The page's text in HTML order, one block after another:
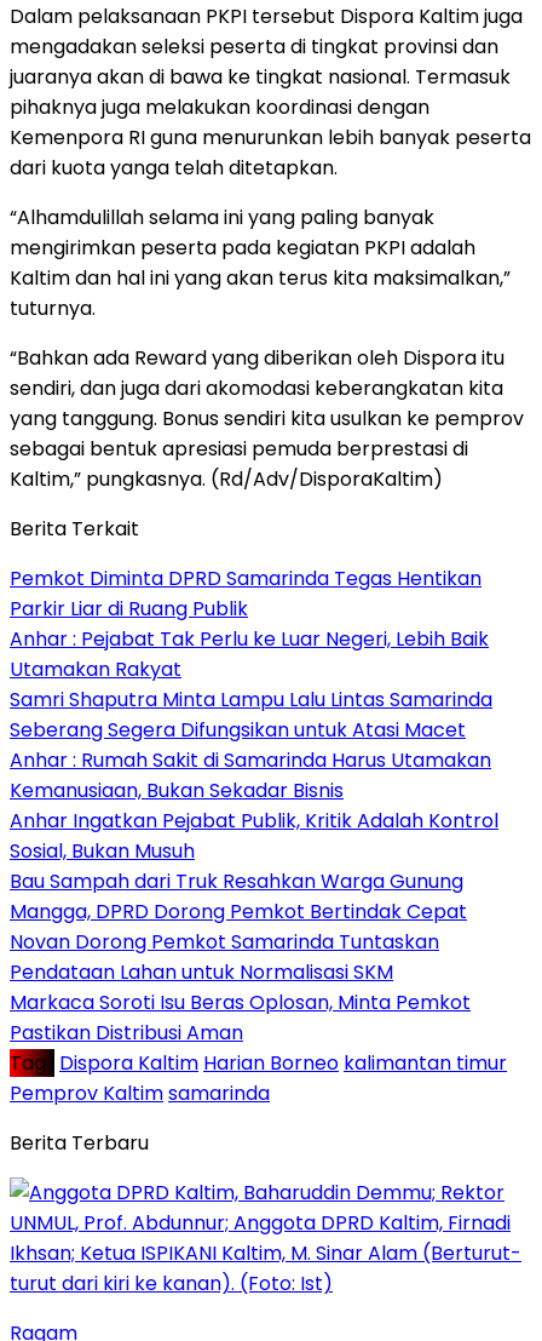
Dalam pelaksanaan PKPI tersebut Dispora Kaltim juga
mengadakan seleksi peserta di tingkat provinsi dan
juaranya akan di bawa ke tingkat nasional. Termasuk
pihaknya juga melakukan koordinasi dengan
Kemenpora RI guna menurunkan lebih banyak peserta
dari kuota yanga telah ditetapkan.
“Alhamdulillah selama ini yang paling banyak
mengirimkan peserta pada kegiatan PKPI adalah
Kaltim dan hal ini yang akan terus kita maksimalkan,”
tuturnya.
“Bahkan ada Reward yang diberikan oleh Dispora itu
sendiri, dan juga dari akomodasi keberangkatan kita
yang tanggung. Bonus sendiri kita usulkan ke pemprov
sebagai bentuk apresiasi pemuda berprestasi di
Kaltim,” pungkasnya. (Rd/Adv/DisporaKaltim)
Berita Terkait
Pemkot Diminta DPRD Samarinda Tegas Hentikan
Parkir Liar di Ruang Publik
Anhar : Pejabat Tak Perlu ke Luar Negeri, Lebih Baik
Utamakan Rakyat
Samri Shaputra Minta Lampu Lalu Lintas Samarinda
Seberang Segera Difungsikan untuk Atasi Macet
Anhar : Rumah Sakit di Samarinda Harus Utamakan
Kemanusiaan, Bukan Sekadar Bisnis
Anhar Ingatkan Pejabat Publik, Kritik Adalah Kontrol
Sosial, Bukan Musuh
Bau Sampah dari Truk Resahkan Warga Gunung
Mangga, DPRD Dorong Pemkot Bertindak Cepat
Novan Dorong Pemkot Samarinda Tuntaskan
Pendataan Lahan untuk Normalisasi SKM
Markaca Soroti Isu Beras Oplosan, Minta Pemkot
Pastikan Distribusi Aman
Tag : Dispora Kaltim Harian Borneo kalimantan timur
Pemprov Kaltimsamarinda
Berita Terbaru
Ragam